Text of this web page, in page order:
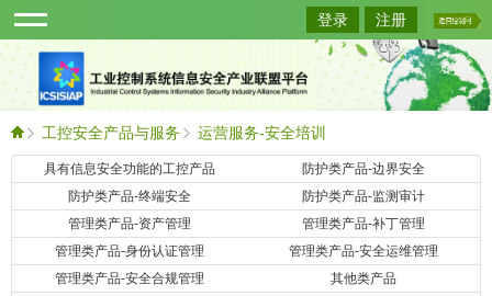
登录 注册
工控安全产品与服务 运营服务-安全培训
具有信息安全功能的工控产品
防护类产品-边界安全
防护类产品-终端安全
防护类产品-监测审计
管理类产品-资产管理
管理类产品-补丁管理
管理类产品-身份认证管理
管理类产品-安全运维管理
管理类产品-安全合规管理
其他类产品